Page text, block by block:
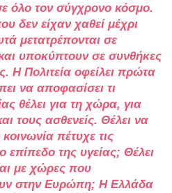
όλο τον σύγχρονο κόσμο.
δεν είχαν χαθεί μέχρι
μετατρέπονται σε
υποκύπτουν σε συνθήκες
Η Πολιτεία οφείλει πρώτα
να αποφασίσει τι
θέλει για τη χώρα, για
τους ασθενείς. Θέλει να
πέτυχε τις
επίπεδο της υγείας; Θέλει
με χώρες που
στην Ευρώπη; Η Ελλάδα